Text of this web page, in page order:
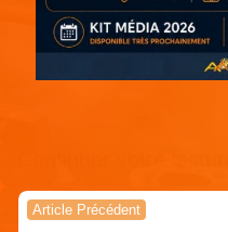
Navigation
Article Précédent